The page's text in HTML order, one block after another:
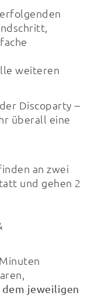
weiteren
Discoparty –
überall eine
an zwei
und gehen 2
dem jeweiligen